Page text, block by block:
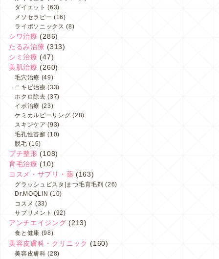
ダイエット (63)
メソセラピー (16)
ライポソニックス (8)
シワ治療 (286)
たるみ治療 (313)
シミ治療 (47)
美肌治療 (260)
毛穴治療 (49)
ニキビ治療 (33)
ホクロ除去 (37)
イボ治療 (23)
ケミカルピーリング (28)
スキンケア (93)
毛孔性苔癬 (10)
脱毛 (16)
プチ整形 (108)
育毛治療 (10)
コスメ・サプリ・薬 (163)
グラッシュビスタ|まつ毛育毛剤 (26)
Dr.MOQLIN (10)
コスメ (33)
サプリメント (92)
アンチエイジング (213)
食と健康 (98)
美容皮膚科・クリニック (160)
美容皮膚科 (28)